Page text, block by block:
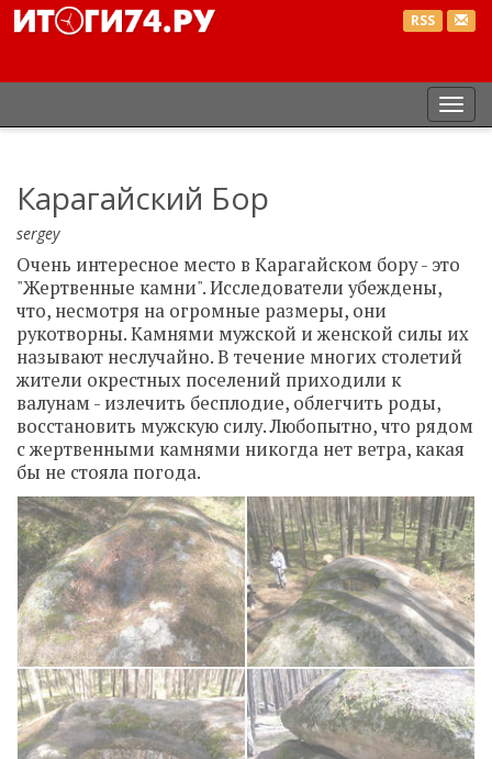
RSS
Карагайский Бор
sergey
Очень интересное место в Карагайском бору - это
"Жертвенные камни". Исследователи убеждены,
что, несмотря на огромные размеры, они
рукотворны. Камнями мужской и женской силы их
называют неслучайно. В течение многих столетий
жители окрестных поселений приходили к
валунам - излечить бесплодие, облегчить роды,
восстановить мужскую силу. Любопытно, что рядом
с жертвенными камнями никогда нет ветра, какая
бы не стояла погода.